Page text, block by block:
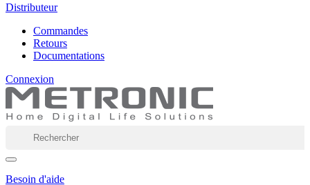
Distributeur
Commandes
Retours
Documentations
Connexion
Besoin d'aide